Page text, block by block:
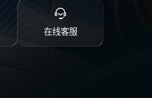
在线客服